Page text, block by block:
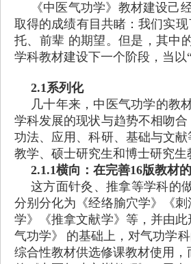
《中医气功学》教材建设己
取得的成绩有目共睹：我们实
托、前辈 的期望。但是，其中
学科教材建设下一个阶段，当
2.1系列化
几十年来，中医气功学的教
学科发展的现状与趋势不相吻
功法、应用、科研、基础与文
教学、硕士研究生和博士研究
2.1.1横向：在完善16版教材
这方面针灸、推拿等学科的
分别分化为《经络腧穴学》《
学》《推拿文献学》等，并由
气功学》
的基础上，对气功学
综合性教材供选修课教材使用